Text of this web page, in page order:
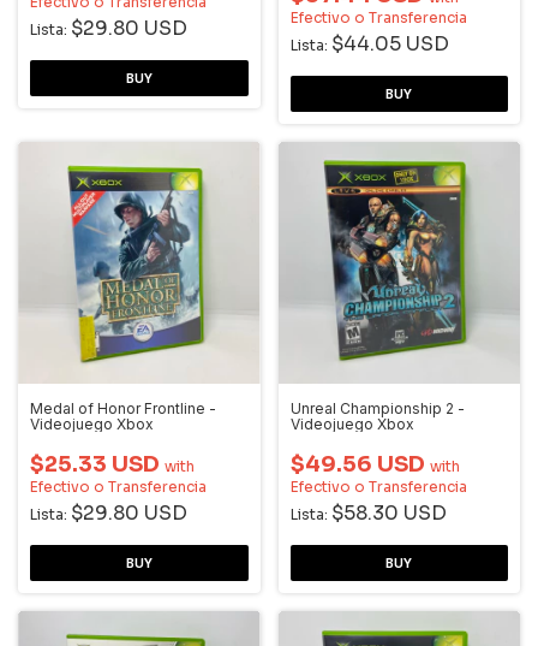
Lista: $29.80 USD
Efectivo o Transferencia
Lista: $44.05 USD
Medal of Honor Frontline -
Videojuego Xbox
$25.33 USD with
Efectivo o Transferencia
Lista: $29.80 USD
Unreal Championship 2 -
Videojuego Xbox
$49.56 USD with
Efectivo o Transferencia
Lista: $58.30 USD